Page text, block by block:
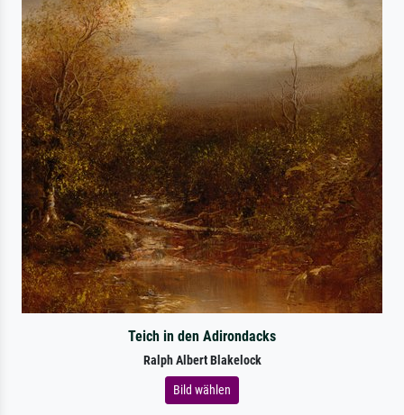
Teich in den Adirondacks
Ralph Albert Blakelock
Bild wählen